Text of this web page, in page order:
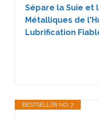
Sépare la Suie et
Métalliques de
Lubrification
BESTSELLER NO. 7